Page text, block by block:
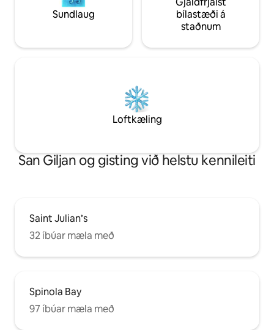
Sundlaug
bílastæði á
staðnum
Loftkæling
San Giljan og gisting við helstu kennileiti
Saint Julian’s
32 íbúar mæla með
Spinola Bay
97 íbúar mæla með